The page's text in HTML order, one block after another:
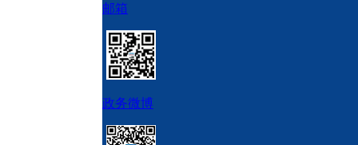
邮箱
政务微博